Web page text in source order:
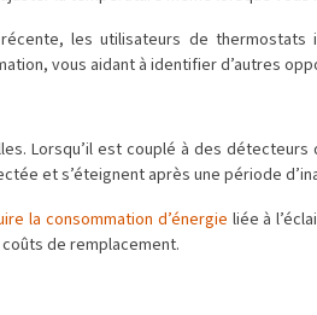
les utilisateurs de thermostats
vous aidant à identifier d’autres
Lorsqu’il est couplé à des
et s’éteignent après une période
la consommation d’énergie liée à
de remplacement.